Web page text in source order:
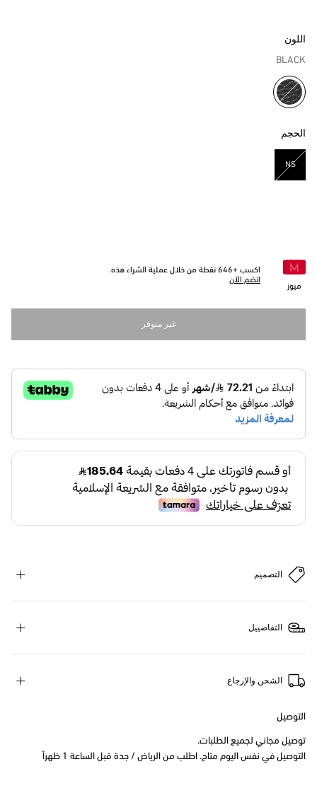
اللون
BLACK
مختار
الحجم
NS
مختار
ميوز
اكسب +646 نقطة من خلال عملية الشراء هذه.
انضم الآن
غير متوفر
التصميم
التفاصييل
الشحن والإرجاع
التوصيل
توصيل مجاني لجميع الطلبات.
التوصيل في نفس اليوم متاح. اطلب من الرياض / جدة قبل الساعة 1 ظهراً